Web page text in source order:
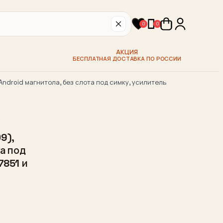
0 0
АКЦИЯ
БЕСПЛАТНАЯ ДОСТАВКА ПО РОССИИ
магнитола, без слота под симку, усилитель
под
и